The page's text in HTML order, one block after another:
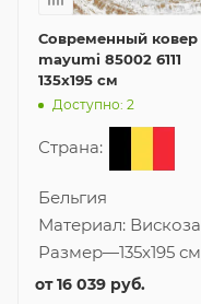
Современный ковер
mayumi 85002 6111
135x195 см
Доступно: 2
Страна:
Бельгия
Материал: Вискоза
Размер—135x195 см
от16 039 руб.